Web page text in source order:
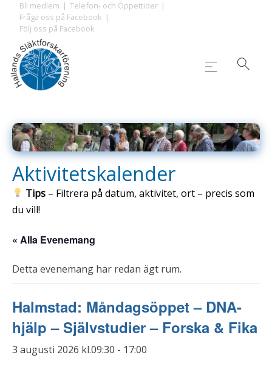
content
Bli medlem
Telefon- och Öppettider
Fråga oss på Facebook
Följ oss på Facebook
Aktivitetskalender
Tips – Filtrera på datum, aktivitet, ort – precis som
du vill!
« Alla Evenemang
Detta evenemang har redan ägt rum.
Halmstad: Måndagsöppet – DNA-
hjälp – Självstudier – Forska & Fika
3 augusti 2026 kl.09:30 - 17:00